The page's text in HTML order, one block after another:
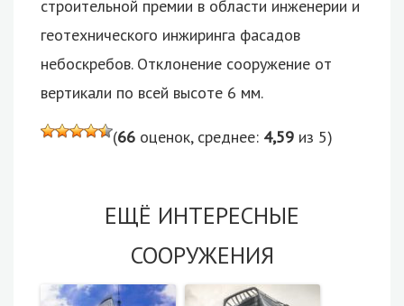
строительной премии в области инженерии и
геотехнического инжиринга фасадов
небоскребов. Отклонение сооружение от
вертикали по всей высоте 6 мм.
(66 оценок, среднее: 4,59 из 5)
ЕЩЁ ИНТЕРЕСНЫЕ
СООРУЖЕНИЯ